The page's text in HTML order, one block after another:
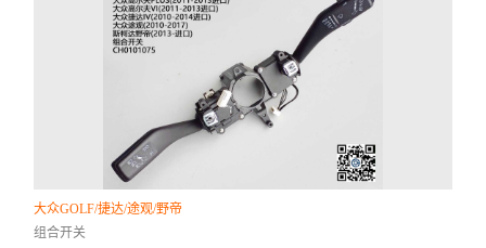
大众GOLF/捷达/途观/野帝
组合开关